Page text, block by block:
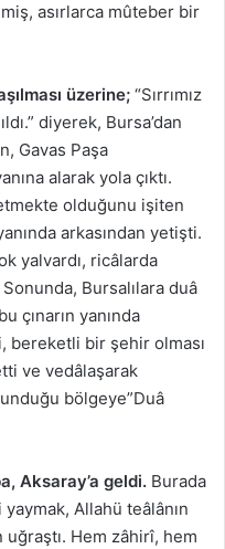
asırlarca mûteber bir
üzerine; “Sırrımız
diyerek, Bursa’dan
Gavas Paşa
alarak yola çıktı.
olduğunu işiten
arkasından yetişti.
yalvardı, ricâlarda
Bursalılara duâ
çınarın yanında
bereketli bir şehir olması
ve vedâlaşarak
bölgeye”Duâ
Aksaray’a geldi. Burada
Allahü teâlânın
Hem zâhirî, hem